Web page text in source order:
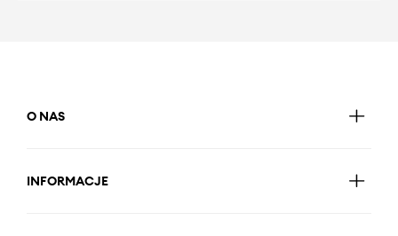
O NAS
INFORMACJE